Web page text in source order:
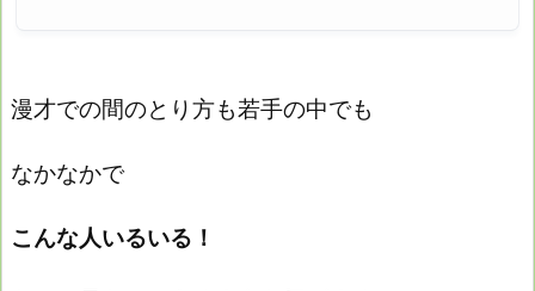
漫才での間のとり方も若手の中でも
なかなかで
こんな人いるいる！